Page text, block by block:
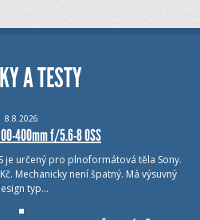
A TESTY
8.8.2026
400mm f/5.6-8 OSS
je určený pro plnoformátová těla Sony.
Mechanicky není špatný. Má výsuvný
typ…